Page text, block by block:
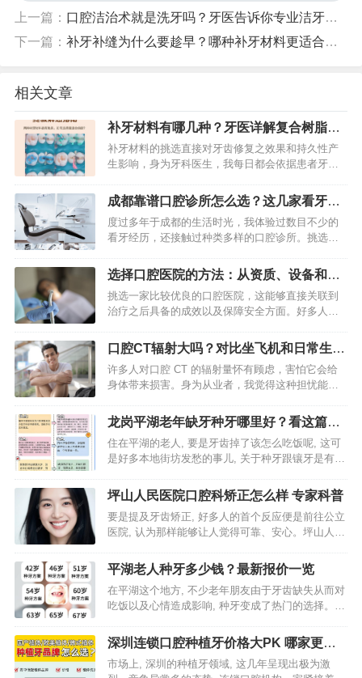
上一篇： 口腔洁治术就是洗牙吗？牙医告诉你专业洁牙和普通洗牙的真正区别
下一篇： 补牙补缝为什么要趁早？哪种补牙材料更适合你？
相关文章
补牙材料有哪几种？牙医详解复合树脂和
玻璃离子的优缺点
补牙材料的挑选直接对牙齿修复之效果和持久性产
生影响，身为牙科医生，我每日都会依据患者牙齿
流材料里做出推荐，不存在一种材料是具备万能特
性的，知晓它们的特点有益…
成都靠谱口腔诊所怎么选？这几家看牙体
验好，种牙正畸经验足
度过多年于成都的生活时光，我体验过数目不少的
看牙经历，还接触过种类多样的口腔诊所。挑选出
的效果目的，更是求取看牙期间内心的安稳以及身
体感受得到的舒适体验值。…
选择口腔医院的方法：从资质、设备和医
生经验看哪家好
挑选一家比较优良的口腔医院，这能够直接关联到
治疗之后具备的成效以及保障安全方面。好多人会
个名称。我更加倾向的行为是去陈述判断所使用的
办法，且由于不同人的…
口腔CT辐射大吗？对比坐飞机和日常生活
的辐射量
许多人对口腔 CT 的辐射量怀有顾虑，害怕它会给
身体带来损害。身为从业者，我觉得这种担忧能够
去看待。口腔 CT 的辐射剂量事实上远比不少人的
想象要低，而且在…
龙岗平湖老年缺牙种牙哪里好？看这篇就
够了
住在平湖的老人, 要是牙齿掉了该怎么吃饭呢, 这可
是好多本地街坊发愁的事儿, 关于种牙跟镶牙是有区
况, 对于龙岗平湖那些老年朋友来讲, 出现缺牙要种
牙这件…
坪山人民医院口腔科矫正怎么样 专家科普
要是提及牙齿矫正, 好多人的首个反应便是前往公立
医院, 认为那样能够让人觉得可靠、安心。坪山人民
居民的留意。身为长时间从事口腔正畸工作中专业
的人员, 我…
平湖老人种牙多少钱？最新报价一览
在平湖这个地方, 不少老年朋友由于牙齿缺失从而对
吃饭以及心情造成影响, 种牙变成了热门的选择。然
面。老人种牙所需要的费用并非是单一的某个数字,
它受到种…
深圳连锁口腔种植牙价格大PK 哪家更划
算
市场上, 深圳的种植牙领域, 这几年呈现出极为激